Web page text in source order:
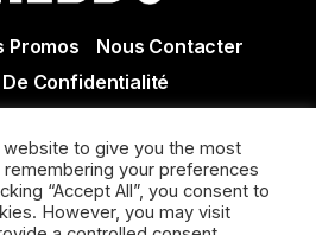
Promos
Nous Contacter
Confidentialité
en lot et Garonne - Actualité
sur Lot
to give you the most
your preferences
“Accept All”, you consent to
However, you may visit